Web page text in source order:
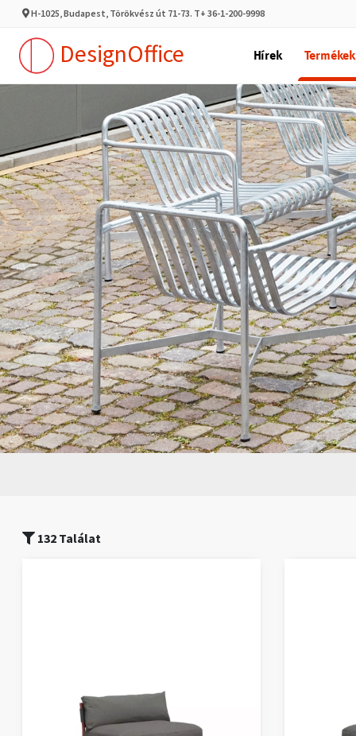
H-1025, Budapest, Törökvész út 71-73. T+ 36-1-200-9998
DesignOffice Hírek Termékek
132 Találat